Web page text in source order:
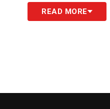
READ MORE